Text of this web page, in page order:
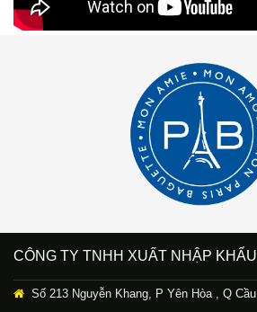
CÔNG TY TNHH XUẤT NHẬP
Số 213 Nguyễn Khang, P Yên Hòa , Q